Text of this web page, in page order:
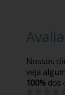
Nossos
veja
100% dos